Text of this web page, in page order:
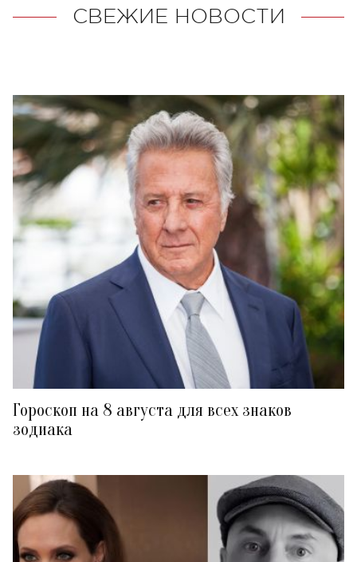
СВЕЖИЕ НОВОСТИ
Гороскоп на 8 августа для всех знаков
зодиака